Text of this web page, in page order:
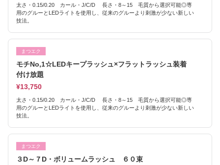
太さ・0.15/0.20 カール・J/C/D 長さ・8～15 毛質から選択可能◎専
用のグルーとLEDライトを使用し、従来のグルーより刺激が少ない新しい
技法。
まつエク
モチNo,1☆LEDキープラッシュ×フラットラッシュ装着
付け放題
¥13,750
太さ・0.15/0.20 カール・J/C/D 長さ・8～15 毛質から選択可能◎専
用のグルーとLEDライトを使用し、従来のグルーより刺激が少ない新しい
技法。
まつエク
３D～７D・ボリュームラッシュ ６０束